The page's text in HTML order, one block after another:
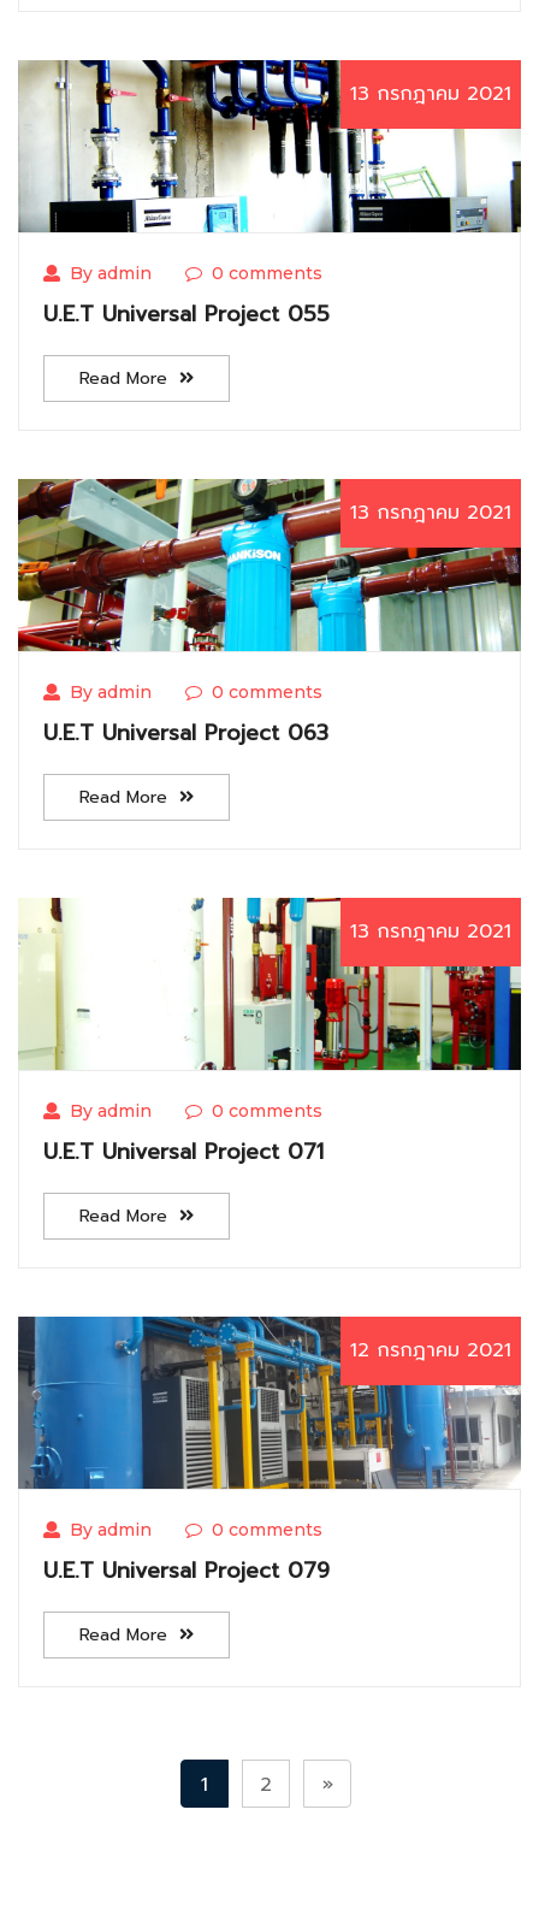
13 กรกฎาคม 2021
By admin 0 comments
U.E.T Universal Project 055
Read More
13 กรกฎาคม 2021
By admin 0 comments
U.E.T Universal Project 063
Read More
13 กรกฎาคม 2021
By admin 0 comments
U.E.T Universal Project 071
Read More
12 กรกฎาคม 2021
By admin 0 comments
U.E.T Universal Project 079
Read More
1 2 »